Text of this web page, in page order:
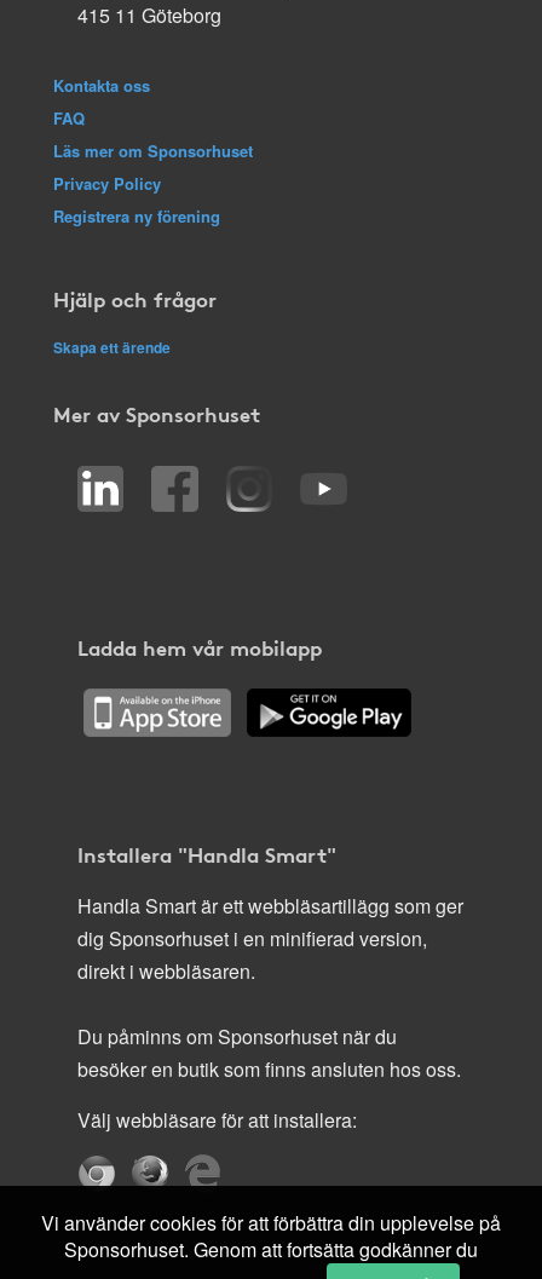
415 11 Göteborg
Kontakta oss
FAQ
Läs mer om Sponsorhuset
Privacy Policy
Registrera ny förening
Hjälp och frågor
Skapa ett ärende
Mer av Sponsorhuset
Ladda hem vår mobilapp
Installera "Handla Smart"
Handla Smart är ett webbläsartillägg som ger
dig Sponsorhuset i en minifierad version,
direkt i webbläsaren.
Du påminns om Sponsorhuset när du
besöker en butik som finns ansluten hos oss.
Välj webbläsare för att installera:
Vi använder cookies för att förbättra din upplevelse på
Sponsorhuset. Genom att fortsätta godkänner du